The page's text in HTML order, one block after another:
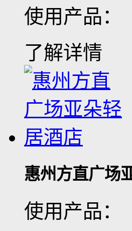
使用产品：
了解详情
惠州方直广场
使用产品：